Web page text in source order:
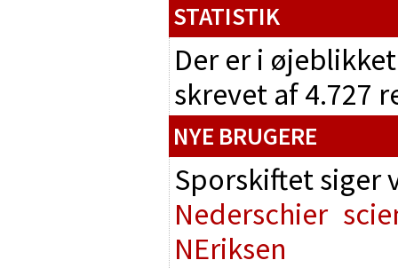
STATISTIK
Der er i
skrevet af 4.727
NYE BRUGERE
Sporskiftet
Nederschier
NEriksen